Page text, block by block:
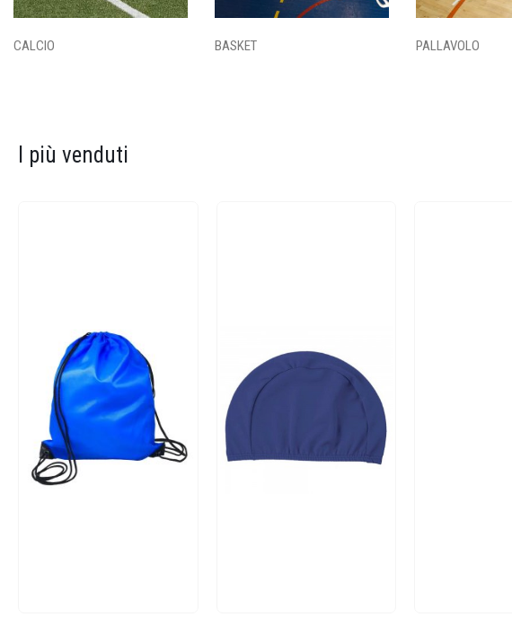
CALCIO BASKET PALLAVOLO
I più venduti